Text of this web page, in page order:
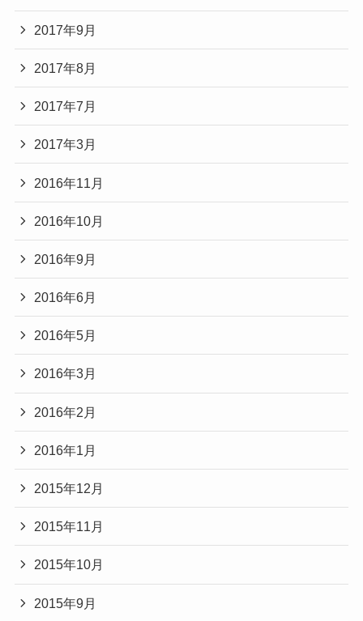
2017年9月
2017年8月
2017年7月
2017年3月
2016年11月
2016年10月
2016年9月
2016年6月
2016年5月
2016年3月
2016年2月
2016年1月
2015年12月
2015年11月
2015年10月
2015年9月